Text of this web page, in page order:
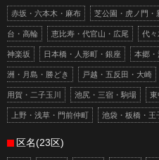
赤坂・六本木・麻布 芝公園・虎ノ門・
台・高輪 恵比寿・代官山・広尾 代々
神楽坂 日本橋・人形町・銀座 本郷・
洲・月島・勝どき 戸越・五反田・大崎
用賀・二子玉川 池尻・三宿・駒場 東
上野・浅草・門前仲町 池袋・板橋・王
区名(23区)